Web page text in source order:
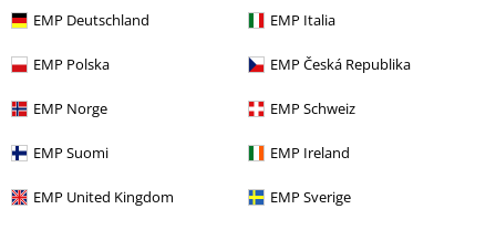
EMP Deutschland EMP Italia
EMP Polska EMP Česká Republika
EMP Norge EMP Schweiz
EMP Suomi EMP Ireland
EMP United Kingdom EMP Sverige
Offre pour toi
Concours
Bons d'achat Large
EMP Backstage Club